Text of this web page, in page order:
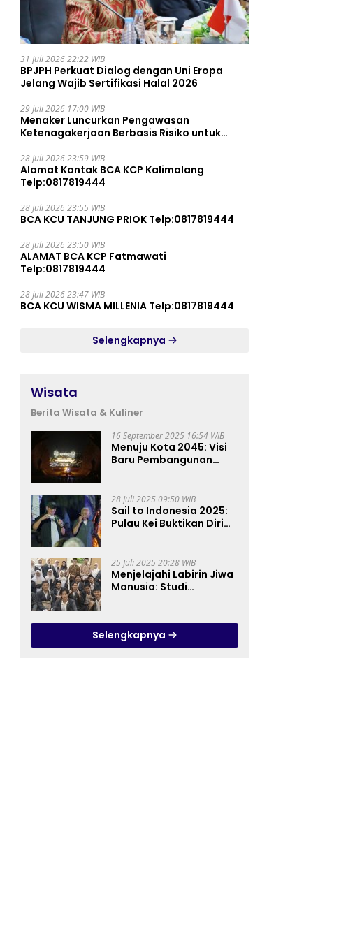
31 Juli 2026 22:22 WIB
BPJPH Perkuat Dialog dengan Uni Eropa
Jelang Wajib Sertifikasi Halal 2026
29 Juli 2026 17:00 WIB
Menaker Luncurkan Pengawasan
Ketenagakerjaan Berbasis Risiko untuk
28 Juli 2026 23:59 WIB
Alamat Kontak BCA KCP Kalimalang
Telp:0817819444
28 Juli 2026 23:55 WIB
BCA KCU TANJUNG PRIOK Telp:0817819444
28 Juli 2026 23:50 WIB
ALAMAT BCA KCP Fatmawati
Telp:0817819444
28 Juli 2026 23:47 WIB
BCA KCU WISMA MILLENIA Telp:0817819444
Selengkapnya
Wisata
Berita Wisata & Kuliner
16 September 2025 16:54 WIB
Menuju Kota 2045: Visi
Baru Pembangunan
28 Juli 2025 09:50 WIB
Sail to Indonesia 2025:
Pulau Kei Buktikan Diri
25 Juli 2025 20:28 WIB
Menjelajahi Labirin Jiwa
Manusia: Studi
Pandanaran di RSJ
Grhasia
Selengkapnya